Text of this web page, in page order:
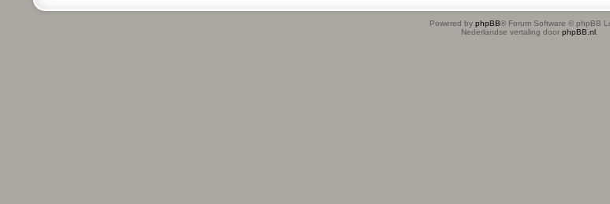
Powered by phpBB® Forum Software © phpBB
Nederlandse vertaling door phpBB.nl.